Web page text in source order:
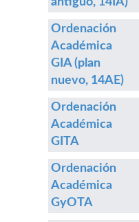
Ordenación
Académica
GIA (plan
nuevo, 14AE)
Ordenación
Académica
GITA
Ordenación
Académica
GyOTA